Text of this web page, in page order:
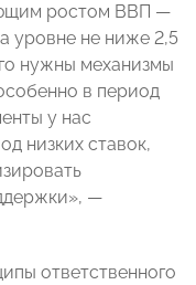
ростом ВВП —
уровне не ниже 2,5
нужны механизмы
в период
у нас
низких ставок,
—
ответственного